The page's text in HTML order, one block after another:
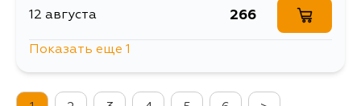
12 августа 266
Показать еще 1